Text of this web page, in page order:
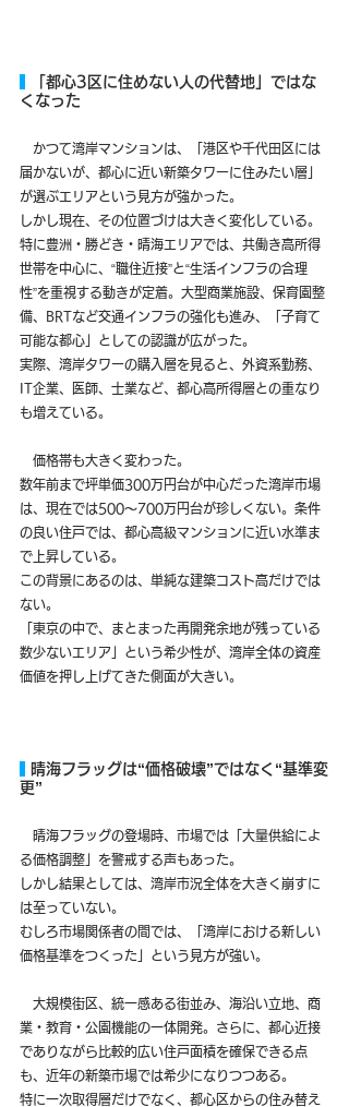
「都心3区に住めない人の代替地」ではな
くなった
かつて湾岸マンションは、「港区や千代田区には
届かないが、都心に近い新築タワーに住みたい層」
が選ぶエリアという見方が強かった。
しかし現在、その位置づけは大きく変化している。
特に豊洲・勝どき・晴海エリアでは、共働き高所得
世帯を中心に、“職住近接”と“生活インフラの合理
性”を重視する動きが定着。大型商業施設、保育園整
備、BRTなど交通インフラの強化も進み、「子育て
可能な都心」としての認識が広がった。
実際、湾岸タワーの購入層を見ると、外資系勤務、
IT企業、医師、士業など、都心高所得層との重なり
も増えている。
価格帯も大きく変わった。
数年前まで坪単価300万円台が中心だった湾岸市場
は、現在では500〜700万円台が珍しくない。条件
の良い住戸では、都心高級マンションに近い水準ま
で上昇している。
この背景にあるのは、単純な建築コスト高だけでは
ない。
「東京の中で、まとまった再開発余地が残っている
数少ないエリア」という希少性が、湾岸全体の資産
価値を押し上げてきた側面が大きい。
晴海フラッグは“価格破壊”ではなく“基準変
更”
晴海フラッグの登場時、市場では「大量供給によ
る価格調整」を警戒する声もあった。
しかし結果としては、湾岸市況全体を大きく崩すに
は至っていない。
むしろ市場関係者の間では、「湾岸における新しい
価格基準をつくった」という見方が強い。
大規模街区、統一感ある街並み、海沿い立地、商
業・教育・公園機能の一体開発。さらに、都心近接
でありながら比較的広い住戸面積を確保できる点
も、近年の新築市場では希少になりつつある。
特に一次取得層だけでなく、都心区からの住み替え